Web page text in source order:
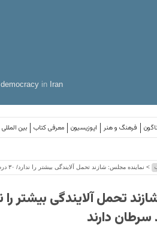
democracy in Iran
بین المللی معرفی کتاب اپوزیسیون فرهنگ و هنر
> نماینده مجلس: شازند تحمل آلایندگی بیشتر را ندارد/ ۳۰ درصد مردم شازند سرطان دارند
دارند